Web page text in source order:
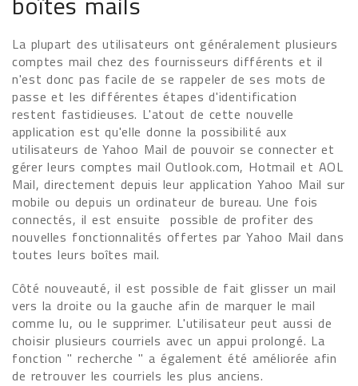
La plupart des utilisateurs ont généralement plusieurs
comptes mail chez des fournisseurs différents et il
n'est donc pas facile de se rappeler de ses mots de
passe et les différentes étapes d'identification
restent fastidieuses. L'atout de cette nouvelle
application est qu'elle donne la possibilité aux
utilisateurs de Yahoo Mail de pouvoir se connecter et
gérer leurs comptes mail Outlook.com, Hotmail et AOL
Mail, directement depuis leur application Yahoo Mail sur
mobile ou depuis un ordinateur de bureau. Une fois
connectés, il est ensuite possible de profiter des
nouvelles fonctionnalités offertes par Yahoo Mail dans
toutes leurs boîtes mail.
Côté nouveauté, il est possible de fait glisser un mail
vers la droite ou la gauche afin de marquer le mail
comme lu, ou le supprimer. L'utilisateur peut aussi de
choisir plusieurs courriels avec un appui prolongé. La
fonction " recherche " a également été améliorée afin
de retrouver les courriels les plus anciens.